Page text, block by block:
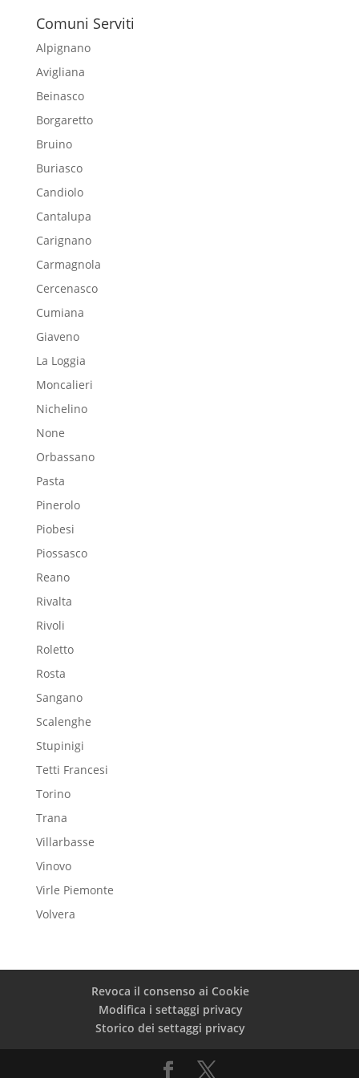
Comuni Serviti
Alpignano
Avigliana
Beinasco
Borgaretto
Bruino
Buriasco
Candiolo
Cantalupa
Carignano
Carmagnola
Cercenasco
Cumiana
Giaveno
La Loggia
Moncalieri
Nichelino
None
Orbassano
Pasta
Pinerolo
Piobesi
Piossasco
Reano
Rivalta
Rivoli
Roletto
Rosta
Sangano
Scalenghe
Stupinigi
Tetti Francesi
Torino
Trana
Villarbasse
Vinovo
Virle Piemonte
Volvera
Revoca il consenso ai Cookie
Modifica i settaggi privacy
Storico dei settaggi privacy